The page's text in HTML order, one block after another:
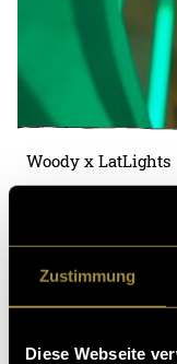
Zustimmung
Diese Webseite
Woody x LatLights